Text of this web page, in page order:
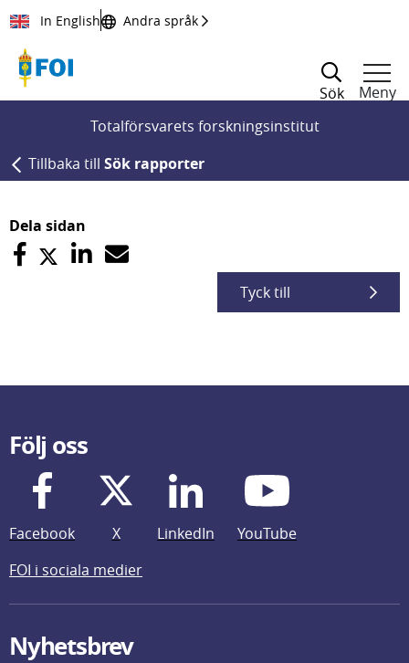
Till innehållet
In English Andra språk
Sök
Meny
Totalförsvarets forskningsinstitut
Tillbaka till Sök rapporter
Dela sidan
Tyck till
Följ oss
Facebook X LinkedIn
YouTube
FOI i sociala medier
Nyhetsbrev